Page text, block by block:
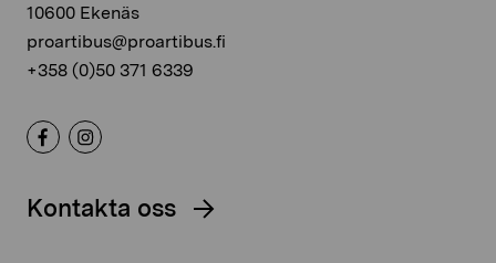
10600 Ekenäs
proartibus@proartibus.fi
+358 (0)50 371 6339
Kontakta oss